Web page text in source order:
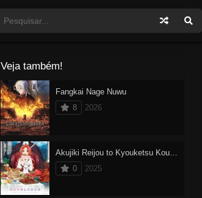
Veja também!
Fangkai Nage Nuwu
8
2026
Akujiki Reijou to Kyouketsu Koushaku
0
2025